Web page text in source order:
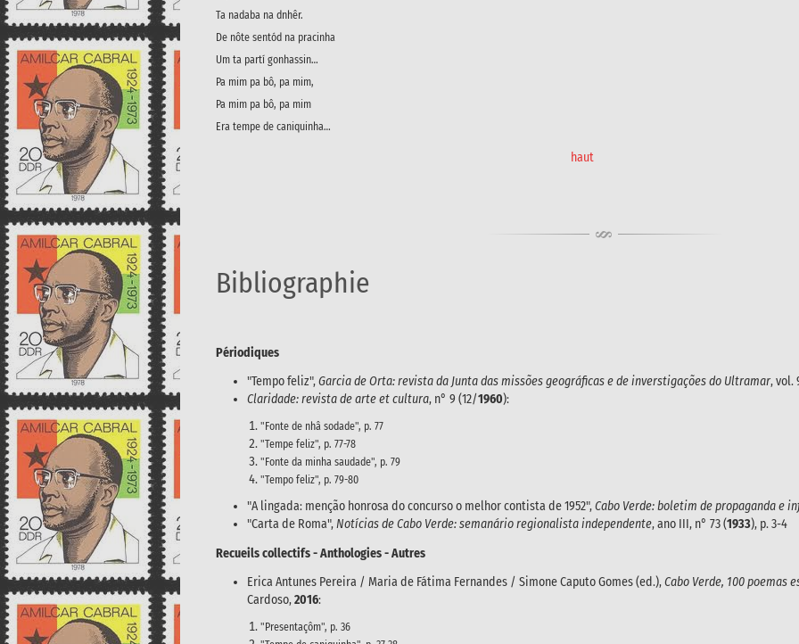
Ta nadaba na dnhêr.
De nôte sentód na pracinha
Um ta partí gonhassin…
Pa mim pa bô, pa mim,
Pa mim pa bô, pa mim
Era tempe de caniquinha…
haut
Bibliographie
Périodiques
"Tempo feliz",Garcia de Orta: revista da Junta das missões geográficas e de inverstigações do Ultramar, vol.
Claridade: revista de arte et cultura, n° 9 (12/1960):
"Fonte de nhâ sodade", p. 77
"Tempe feliz", p. 77-78
"Fonte da minha saudade", p. 79
"Tempo feliz", p. 79-80
"A lingada: menção honrosa do concurso o melhor contista de 1952",Cabo Verde: boletim de propaganda e
"Carta de Roma",Notícias de Cabo Verde: semanário regionalista independente, ano III, n° 73 (1933), p. 3-4
Recueils collectifs - Anthologies - Autres
Erica Antunes Pereira / Maria de Fátima Fernandes / Simone Caputo Gomes (ed.),Cabo Verde, 100 poemas
Cardoso,2016:
"Presentaçôm", p. 36